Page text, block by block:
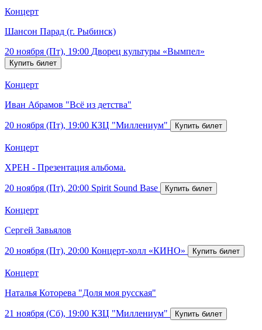
Концерт
Шансон Парад (г. Рыбинск)
20 ноября (Пт), 19:00 Дворец культуры «Вымпел»
Концерт
Иван Абрамов "Всё из детства"
20 ноября (Пт), 19:00 КЗЦ "Миллениум"
Концерт
ХРЕН - Презентация альбома.
20 ноября (Пт), 20:00 Spirit Sound Base
Концерт
Сергей Завьялов
20 ноября (Пт), 20:00 Концерт-холл «КИНО»
Концерт
Наталья Которева "Доля моя русская"
21 ноября (Сб), 19:00 КЗЦ "Миллениум"